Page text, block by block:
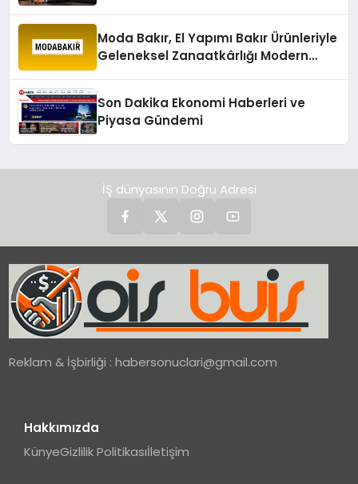
Moda Bakır, El Yapımı Bakır Ürünleriyle
Geleneksel Zanaatkârlığı Modern
Son Dakika Ekonomi Haberleri ve
Piyasa Gündemi
İŞ dünyasının Doğru Adresi
Reklam & İşbirliği :habersonuclari@gmail.com
Hakkımızda
KünyeGizlilik Politikasıİletişim